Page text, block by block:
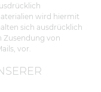
wird hiermit
sich ausdrücklich
Zusendung von
vor.